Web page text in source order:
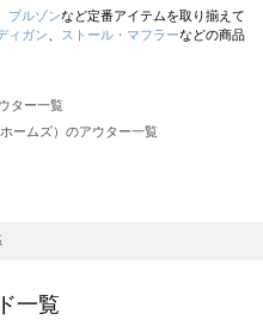
ブルゾンなど定番アイテムを取り揃えて
ィガン ストール・マフラーなどの商品
ター一覧
ームズ）のアウター一覧
マンサモスモス）のアウター一覧
ー）のアウター一覧
一覧